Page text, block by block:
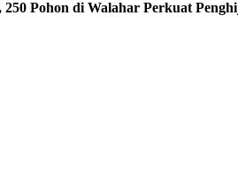
Pohon di Walahar Perkuat